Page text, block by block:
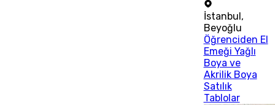
İstanbul ,
Beyoğlu
Öğrenciden El
Emeği Yağlı
Boya ve
Akrilik Boya
Satılık
Tablolar